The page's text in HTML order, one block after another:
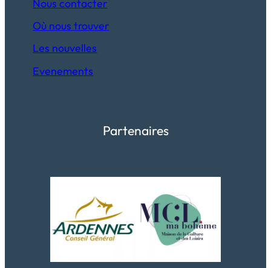
Nous contacter
Où nous trouver
Les nouvelles
Evenements
Partenaires